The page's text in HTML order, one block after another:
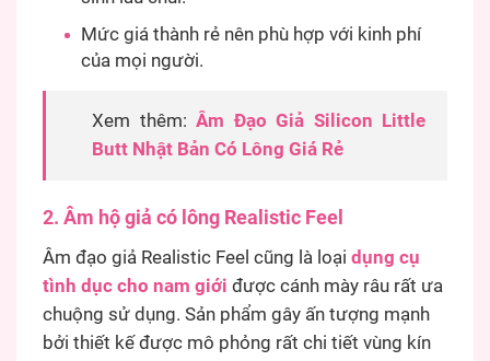
Mức giá thành rẻ nên phù hợp với kinh phí
của mọi người.
Xem thêm: Âm Đạo Giả Silicon Little
Butt Nhật Bản Có Lông Giá Rẻ
2. Âm hộ giả có lông Realistic Feel
Âm đạo giả Realistic Feel cũng là loại dụng cụ
tình dục cho nam giới được cánh mày râu rất ưa
chuộng sử dụng. Sản phẩm gây ấn tượng mạnh
bởi thiết kế được mô phỏng rất chi tiết vùng kín